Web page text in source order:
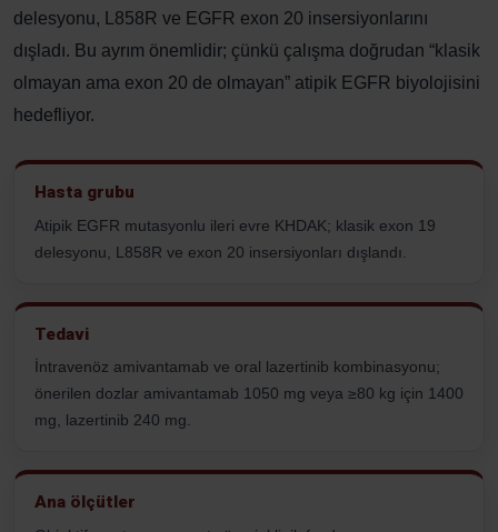
delesyonu, L858R ve EGFR exon 20 insersiyonlarını
dışladı. Bu ayrım önemlidir; çünkü çalışma doğrudan “klasik
olmayan ama exon 20 de olmayan” atipik EGFR biyolojisini
hedefliyor.
Hasta grubu
Atipik EGFR mutasyonlu ileri evre KHDAK; klasik exon 19
delesyonu, L858R ve exon 20 insersiyonları dışlandı.
Tedavi
İntravenöz amivantamab ve oral lazertinib kombinasyonu;
önerilen dozlar amivantamab 1050 mg veya ≥80 kg için 1400
mg, lazertinib 240 mg.
Ana ölçütler